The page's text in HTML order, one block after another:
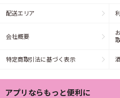
配送エリア
会社概要
特定商取引法に基づく表示
アプリならもっと便利に